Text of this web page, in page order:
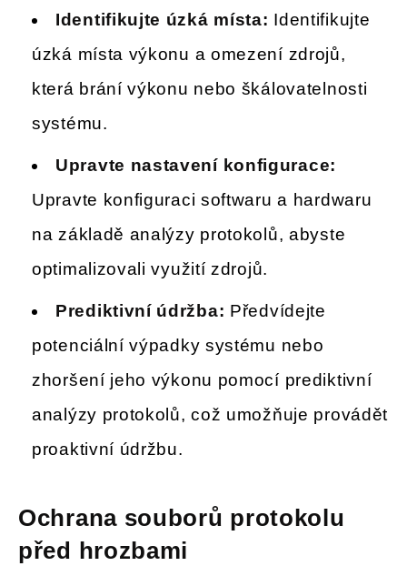
Identifikujte úzká místa: Identifikujte
úzká místa výkonu a omezení zdrojů,
která brání výkonu nebo škálovatelnosti
systému.
Upravte nastavení konfigurace:
Upravte konfiguraci softwaru a hardwaru
na základě analýzy protokolů, abyste
optimalizovali využití zdrojů.
Prediktivní údržba: Předvídejte
potenciální výpadky systému nebo
zhoršení jeho výkonu pomocí prediktivní
analýzy protokolů, což umožňuje provádět
proaktivní údržbu.
Ochrana souborů protokolu
před hrozbami